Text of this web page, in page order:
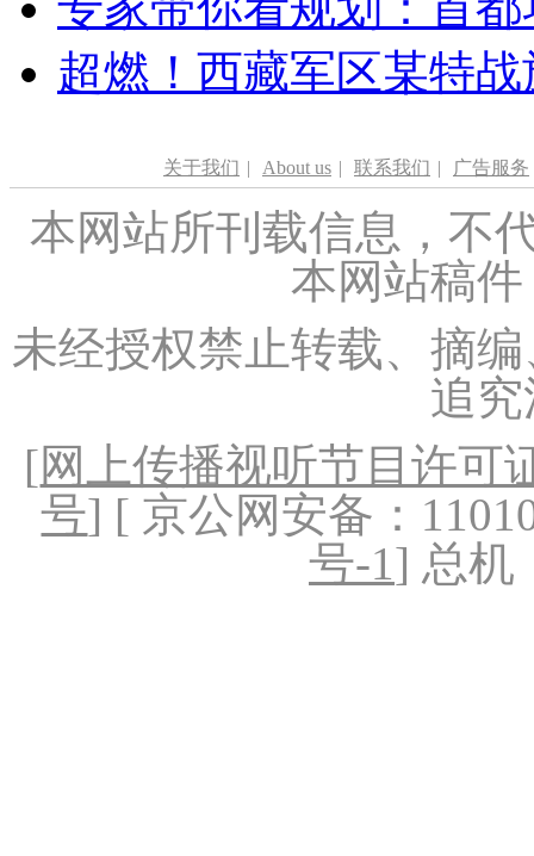
超燃！西藏军区某特
关于我们 | About us | 联系我们 | 广告服务
本网站所刊载信息，不
本网站稿
未经授权禁止转载、摘
追
[网上传播视听节目许可
号] [ 京公网安备：
号-1] 总机